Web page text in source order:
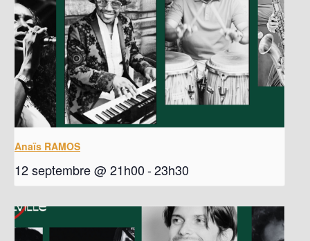
Anaïs RAMOS
12 septembre @ 21h00-23h30